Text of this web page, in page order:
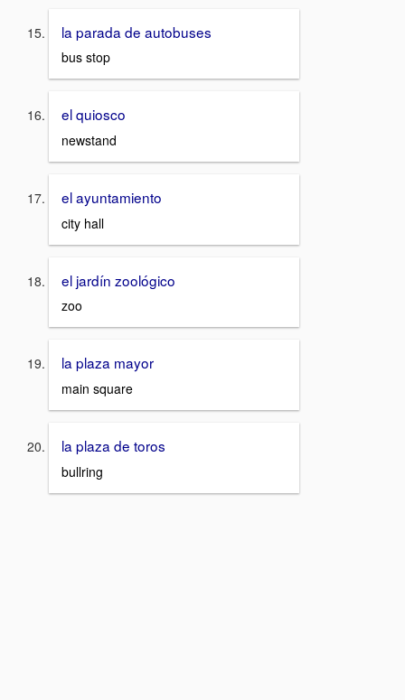
la parada de autobuses
bus stop
el quiosco
newstand
el ayuntamiento
city hall
el jardín zoológico
zoo
la plaza mayor
main square
la plaza de toros
bullring